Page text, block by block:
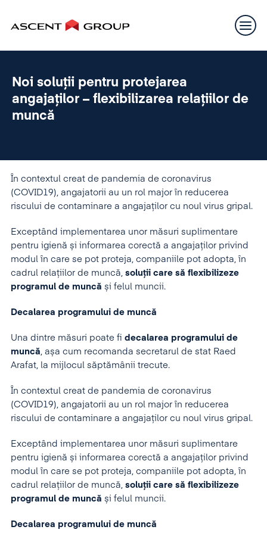
Noi soluții pentru protejarea
angajaților – flexibilizarea relațiilor de
muncă
În contextul creat de pandemia de coronavirus
(COVID19), angajatorii au un rol major în reducerea
riscului de contaminare a angajaților cu noul virus gripal.
Exceptând implementarea unor măsuri suplimentare
pentru igienă și informarea corectă a angajaților privind
modul în care se pot proteja, companiile pot adopta, în
cadrul relațiilor de muncă, soluții care să flexibilizeze
programul de muncă și felul muncii.
Decalarea programului de muncă
Una dintre măsuri poate fi decalarea programului de
muncă, așa cum recomanda secretarul de stat Raed
Arafat, la mijlocul săptămânii trecute.
În contextul creat de pandemia de coronavirus
(COVID19), angajatorii au un rol major în reducerea
riscului de contaminare a angajaților cu noul virus gripal.
Exceptând implementarea unor măsuri suplimentare
pentru igienă și informarea corectă a angajaților privind
modul în care se pot proteja, companiile pot adopta, în
cadrul relațiilor de muncă, soluții care să flexibilizeze
programul de muncă și felul muncii.
Decalarea programului de muncă